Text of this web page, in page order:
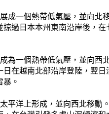
成一個熱帶低氣壓，並向北
過日本本州東南沿岸後，
為一個熱帶低氣壓，並向西
在越南北部沿岸登陸，翌
。
平洋上形成，並向西北移動